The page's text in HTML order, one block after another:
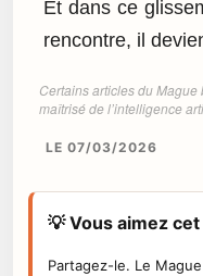
Et dans ce
rencontre, il
Certains articles du
maîtrisé de l’intelligence
LE 07/03/2026
💡 Vous aimez
Partagez-le. Le